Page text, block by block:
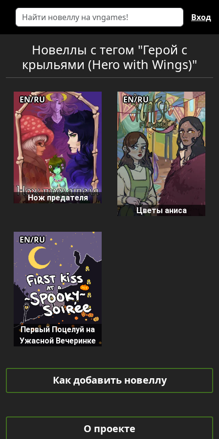
Вход
Новеллы с тегом "Герой с
крыльями (Hero with Wings)"
Нож предателя
EN/RU
Цветы аниса
EN/RU
Первый Поцелуй на
Ужасной Вечеринке
EN/RU
Как добавить новеллу
О проекте